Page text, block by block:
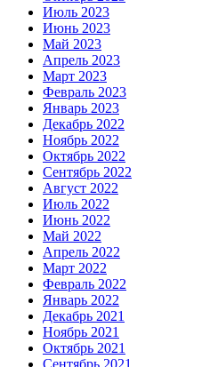
Июль 2023
Июнь 2023
Май 2023
Апрель 2023
Март 2023
Февраль 2023
Январь 2023
Декабрь 2022
Ноябрь 2022
Октябрь 2022
Сентябрь 2022
Август 2022
Июль 2022
Июнь 2022
Май 2022
Апрель 2022
Март 2022
Февраль 2022
Январь 2022
Декабрь 2021
Ноябрь 2021
Октябрь 2021